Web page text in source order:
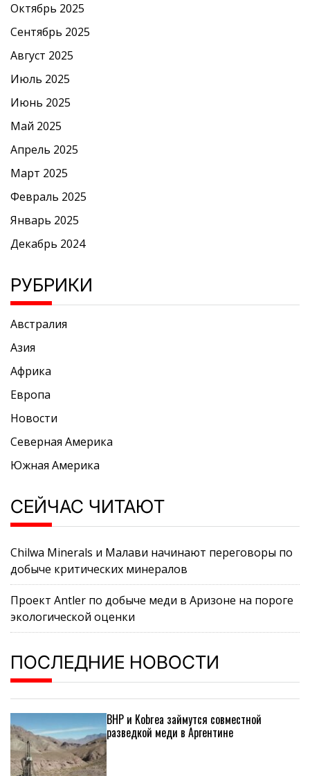
Октябрь 2025
Сентябрь 2025
Август 2025
Июль 2025
Июнь 2025
Май 2025
Апрель 2025
Март 2025
Февраль 2025
Январь 2025
Декабрь 2024
РУБРИКИ
Австралия
Азия
Африка
Европа
Новости
Северная Америка
Южная Америка
СЕЙЧАС ЧИТАЮТ
Chilwa Minerals и Малави начинают переговоры по
добыче критических минералов
Проект Antler по добыче меди в Аризоне на пороге
экологической оценки
ПОСЛЕДНИЕ НОВОСТИ
BHP и Kobrea займутся совместной
разведкой меди в Аргентине